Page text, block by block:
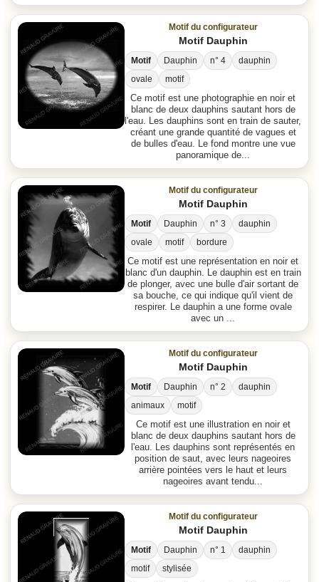
Motif du configurateur
Motif Dauphin
Motif Dauphin n° 4
dauphin
ovale
motif
Ce motif est une photographie en noir et
blanc de deux dauphins sautant hors de
l'eau. Les dauphins sont en train de sauter,
créant une grande quantité de vagues et
de bulles d'eau. Le fond montre une vue
panoramique de...
Motif du configurateur
Motif Dauphin
Motif Dauphin n° 3
dauphin
ovale
motif
bordure
Ce motif est une représentation en noir et
blanc d'un dauphin. Le dauphin est en train
de plonger, avec une bulle d'air sortant de
sa bouche, ce qui indique qu'il vient de
respirer. Le dauphin a une forme ovale
avec un ...
Motif du configurateur
Motif Dauphin
Motif Dauphin n° 2
dauphin
animaux
motif
Ce motif est une illustration en noir et
blanc de deux dauphins sautant hors de
l'eau. Les dauphins sont représentés en
position de saut, avec leurs nageoires
arrière pointées vers le haut et leurs
nageoires avant tendu...
Motif du configurateur
Motif Dauphin
Motif Dauphin n° 1
dauphin
motif
stylisée